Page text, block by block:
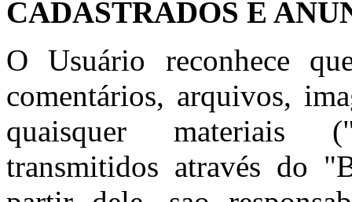
CADASTRADOS E
O Usuário reconhece
comentários, arquivos,
quaisquer materiais
transmitidos através do